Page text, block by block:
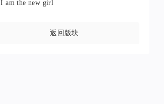
I am the new girl
返回版块